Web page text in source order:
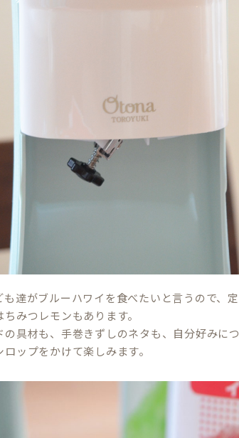
も達がブルーハワイを食べたいと言うので、
みつレモンもあります。
の具材も、手巻きずしのネタも、自分好みに
ロップをかけて楽しみます。